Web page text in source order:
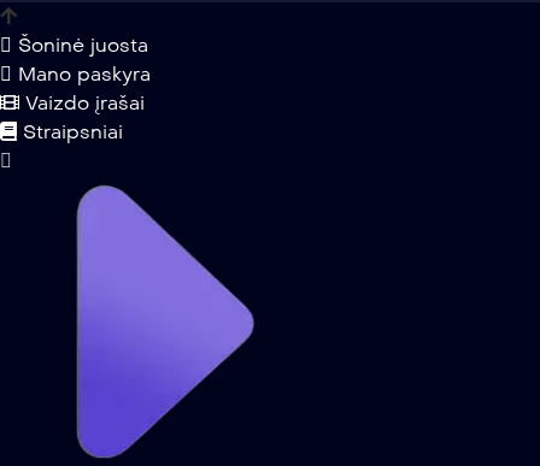
Šoninė juosta
Mano paskyra
Vaizdo įrašai
Straipsniai